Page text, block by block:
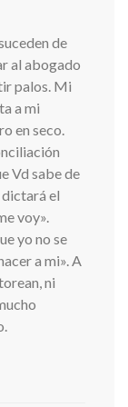
de
al abogado
palos. Mi
a mi
en seco.
Vd sabe de
el
voy».
yo no se
a mi». A
ni